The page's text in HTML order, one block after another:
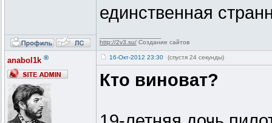
единственная
http://2v3.su/ Создание сайтов
anabol1k ® 16-Окт-2012 23:30 (спустя 24 секунды)
Кто виноват?